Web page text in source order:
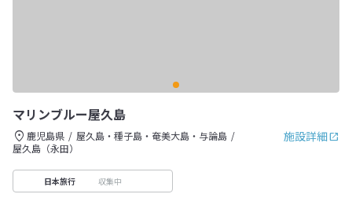
マリンブルー屋久島
施設詳細
鹿児島県
屋久島・種子島・奄美大島・与論島
屋久島（永田）
日本旅行 収集中